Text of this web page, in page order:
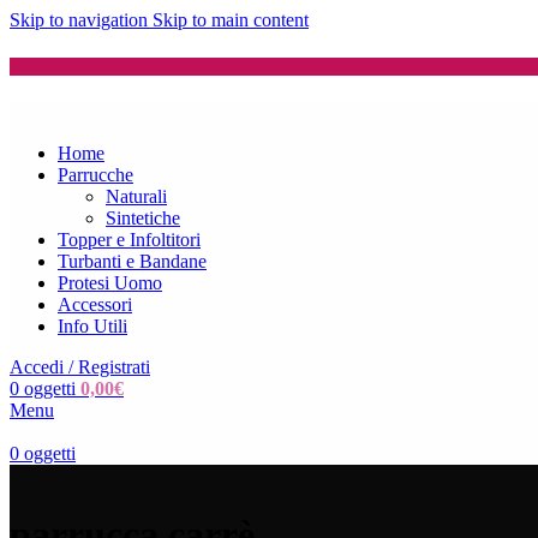
Skip to navigation Skip to main content
Home
Parrucche
Naturali
Sintetiche
Topper e Infoltitori
Turbanti e Bandane
Protesi Uomo
Accessori
Info Utili
Accedi / Registrati
0 oggetti 0,00€
Menu
0 oggetti